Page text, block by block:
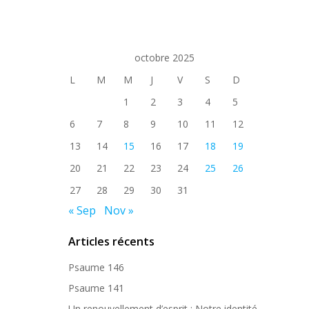
octobre 2025
L
M M J V S
D
1
2 3 4
5
6
7 8 9 10 11
12
13
14 15 16 17 18
19
20
21 22 23 24 25
26
27
28 29 30 31
« Sep Nov »
Articles récents
Psaume 146
Psaume 141